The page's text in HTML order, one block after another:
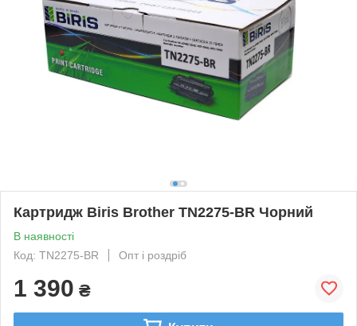
Картридж Biris Brother TN2275-BR Чорний
В наявності
Код: TN2275-BR
Опт і роздріб
1 390 ₴